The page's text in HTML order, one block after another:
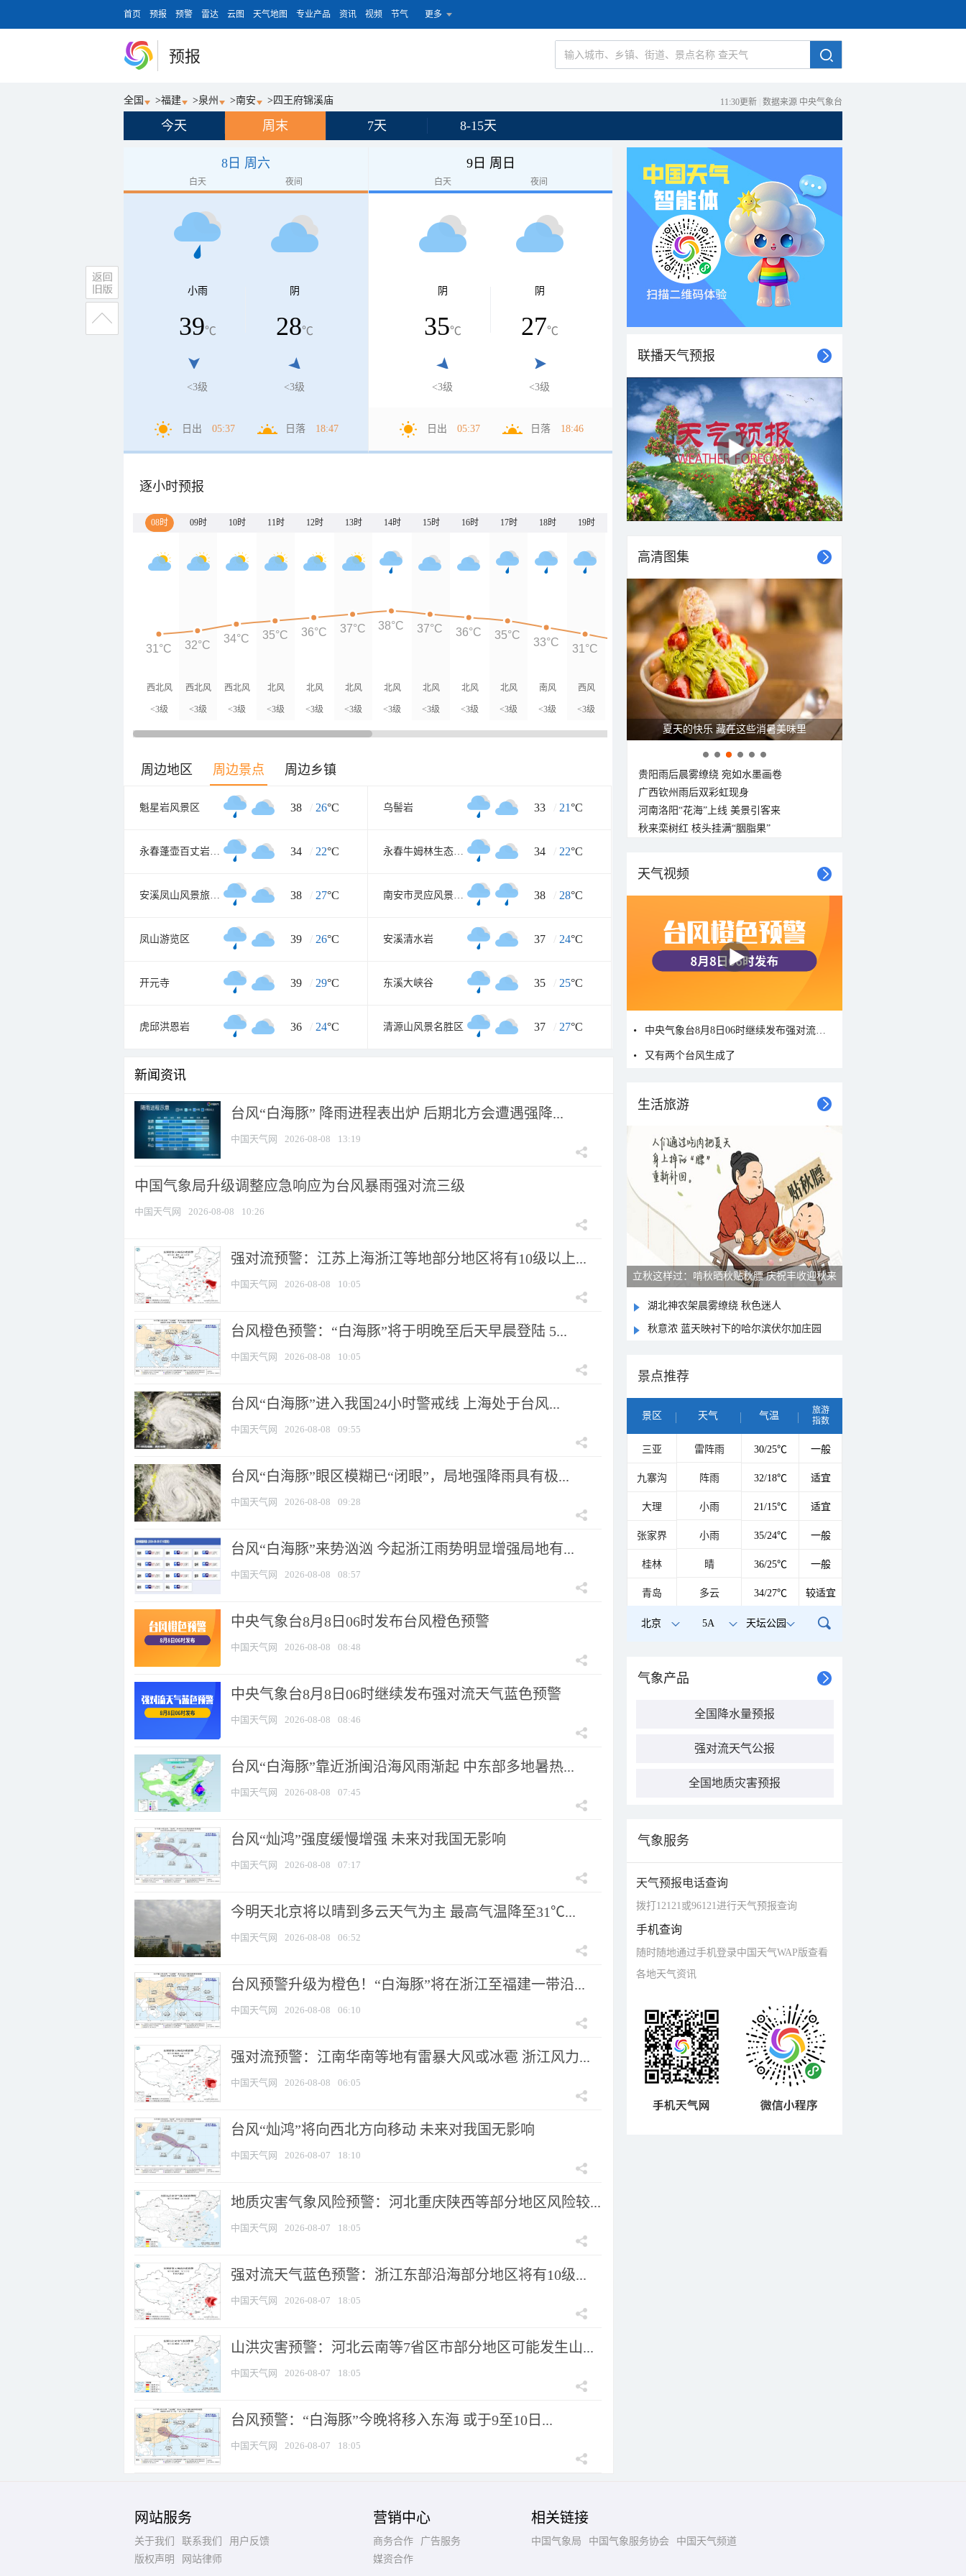
首页 预报 预警 雷达 云图 天气地图 专业产品 资讯 视频 节气 更多
预报
全国 >福建 >泉州 >南安 > 四王府锦溪庙 11:30更新 数据来源 中央气象台
今天 周末 7天 8-15天
8日 周六
白天 夜间
小雨
39℃
<3级
阴
28℃
<3级
日出 05:37 日落 18:47
9日 周日
白天 夜间
阴
35℃
<3级
阴
27℃
<3级
日出 05:37 日落 18:46
逐小时预报
08时 09时 10时 11时 12时 13时 14时 15时 16时 17时 18时 19时 20时 21时 22时 23时 00时 01时
西北风
<3级
西北风
<3级
西北风
<3级
北风
<3级
北风
<3级
北风
<3级
北风
<3级
北风
<3级
北风
<3级
北风
<3级
南风
<3级
西风
<3级
西风
<3级
西风
<3级
西风
<3级
西风
<3级
西北风
<3级
31°C 32°C
34°C 35°C 36°C 37°C 38°C 37°C 36°C 35°C
33°C
31°C
29°C 29°C 29°C 29°C
周边地区 周边景点 周边乡镇
魁星岩风景区 38 / 26°C 乌髻岩 33 / 21°C
永春蓬壶百丈岩风景区 34 / 22°C 永春牛姆林生态旅游区 34 / 22°C
安溪凤山风景旅游区 38 / 27°C 南安市灵应风景旅游区 38 / 28°C
凤山游览区 39 / 26°C 安溪清水岩 37 / 24°C
开元寺 39 / 29°C 东溪大峡谷 35 / 25°C
虎邱洪恩岩 36 / 24°C 清源山风景名胜区 37 / 27°C
新闻资讯
台风“白海豚” 降雨进程表出炉 后期北方会遭遇强降...
中国天气网 2026-08-08 13:19
中国气象局升级调整应急响应为台风暴雨强对流三级
中国天气网 2026-08-08 10:26
强对流预警：江苏上海浙江等地部分地区将有10级以上...
中国天气网 2026-08-08 10:05
台风橙色预警：“白海豚”将于明晚至后天早晨登陆 5...
中国天气网 2026-08-08 10:05
台风“白海豚”进入我国24小时警戒线 上海处于台风...
中国天气网 2026-08-08 09:55
台风“白海豚”眼区模糊已“闭眼”，局地强降雨具有极...
中国天气网 2026-08-08 09:28
台风“白海豚”来势汹汹 今起浙江雨势明显增强局地有...
中国天气网 2026-08-08 08:57
中央气象台8月8日06时发布台风橙色预警
中国天气网 2026-08-08 08:48
中央气象台8月8日06时继续发布强对流天气蓝色预警
中国天气网 2026-08-08 08:46
台风“白海豚”靠近浙闽沿海风雨渐起 中东部多地暑热...
中国天气网 2026-08-08 07:45
台风“灿鸿”强度缓慢增强 未来对我国无影响
中国天气网 2026-08-08 07:17
今明天北京将以晴到多云天气为主 最高气温降至31℃...
中国天气网 2026-08-08 06:52
台风预警升级为橙色！“白海豚”将在浙江至福建一带沿...
中国天气网 2026-08-08 06:10
强对流预警：江南华南等地有雷暴大风或冰雹 浙江风力...
中国天气网 2026-08-08 06:05
台风“灿鸿”将向西北方向移动 未来对我国无影响
中国天气网 2026-08-07 18:10
地质灾害气象风险预警：河北重庆陕西等部分地区风险较...
中国天气网 2026-08-07 18:05
强对流天气蓝色预警：浙江东部沿海部分地区将有10级...
中国天气网 2026-08-07 18:05
山洪灾害预警：河北云南等7省区市部分地区可能发生山...
中国天气网 2026-08-07 18:05
台风预警：“白海豚”今晚将移入东海 或于9至10日...
中国天气网 2026-08-07 18:05
联播天气预报
高清图集
广西南宁：盛夏里的“绿野仙踪”
贵阳雨后晨雾缭绕 宛如水墨画卷
广西钦州雨后双彩虹现身
河南洛阳“花海”上线 美景引客来
秋来栾树红 枝头挂满“胭脂果”
天气视频
中央气象台8月8日06时继续发布强对流天气蓝色预警
又有两个台风生成了
生活旅游
雨后峨眉沟壑尽显 金顶显真容
湖北神农架晨雾缭绕 秋色迷人
秋意浓 蓝天映衬下的哈尔滨伏尔加庄园
景点推荐
景区 天气 气温
旅游
指数
三亚 雷阵雨 30/25℃ 一般
九寨沟 阵雨 32/18℃ 适宜
大理 小雨 21/15℃ 适宜
张家界 小雨 35/24℃ 一般
桂林 晴 36/25℃ 一般
青岛 多云 34/27℃ 较适宜
北京 5A 天坛公园
气象产品
全国降水量预报
强对流天气公报
全国地质灾害预报
气象服务
天气预报电话查询
拨打12121或96121进行天气预报查询
手机查询
随时随地通过手机登录中国天气WAP版查看
各地天气资讯
网站服务
关于我们 联系我们
用户反馈
版权声明
网站律师
营销中心
商务合作
广告服务
媒资合作
相关链接
中国气象局 中国气象服务协会 中国天气频道